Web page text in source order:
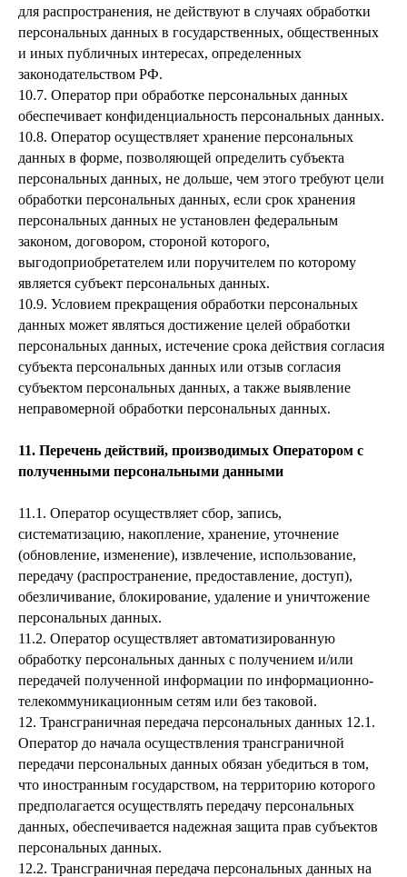
для распространения, не действуют в случаях обработки
персональных данных в государственных, общественных
и иных публичных интересах, определенных
законодательством РФ.
10.7. Оператор при обработке персональных данных
обеспечивает конфиденциальность персональных данных.
10.8. Оператор осуществляет хранение персональных
данных в форме, позволяющей определить субъекта
персональных данных, не дольше, чем этого требуют цели
обработки персональных данных, если срок хранения
персональных данных не установлен федеральным
законом, договором, стороной которого,
выгодоприобретателем или поручителем по которому
является субъект персональных данных.
10.9. Условием прекращения обработки персональных
данных может являться достижение целей обработки
персональных данных, истечение срока действия согласия
субъекта персональных данных или отзыв согласия
субъектом персональных данных, а также выявление
неправомерной обработки персональных данных.
11. Перечень действий, производимых Оператором с
полученными персональными данными
11.1. Оператор осуществляет сбор, запись,
систематизацию, накопление, хранение, уточнение
(обновление, изменение), извлечение, использование,
передачу (распространение, предоставление, доступ),
обезличивание, блокирование, удаление и уничтожение
персональных данных.
11.2. Оператор осуществляет автоматизированную
обработку персональных данных с получением и/или
передачей полученной информации по информационно-
телекоммуникационным сетям или без таковой.
12. Трансграничная передача персональных данных 12.1.
Оператор до начала осуществления трансграничной
передачи персональных данных обязан убедиться в том,
что иностранным государством, на территорию которого
предполагается осуществлять передачу персональных
данных, обеспечивается надежная защита прав субъектов
персональных данных.
12.2. Трансграничная передача персональных данных на